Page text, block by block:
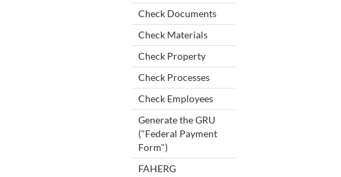
Check Documents
Check Materials
Check Property
Check Processes
Check Employees
Generate the GRU
("Federal Payment
Form")
FAHERG